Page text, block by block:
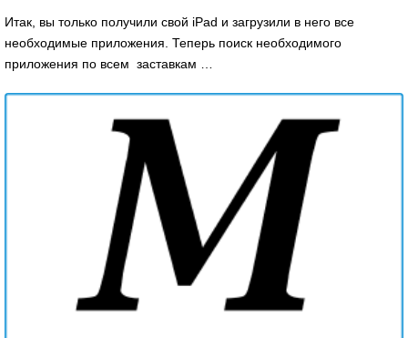
Итак, вы только получили свой iPad и загрузили в него все
необходимые приложения. Теперь поиск необходимого
приложения по всем заставкам …